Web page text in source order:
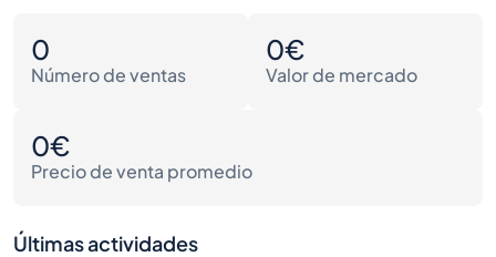
0
Número de ventas
0€
Valor de mercado
0€
Precio de venta promedio
Últimas actividades